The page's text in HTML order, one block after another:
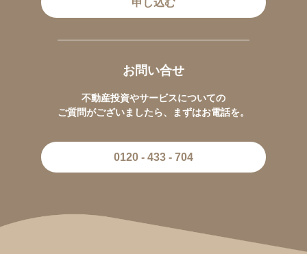
申し込む
お問い合せ
不動産投資やサービスについての
ご質問がございましたら、まずはお電話を。
0120 - 433 - 704